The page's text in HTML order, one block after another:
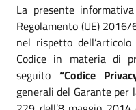
La presente
Regolamento (UE)
nel rispetto
Codice in materia di
seguito “Codice
generali del Garante per